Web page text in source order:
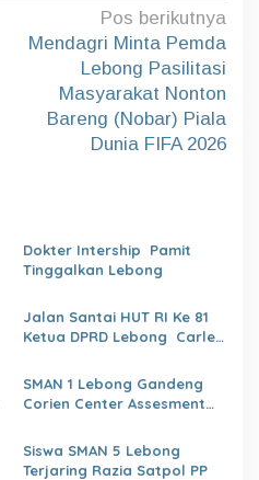
Pos berikutnya
Mendagri Minta Pemda
Lebong Pasilitasi
Masyarakat Nonton
Bareng (Nobar) Piala
Dunia FIFA 2026
Dokter Intership Pamit
Tinggalkan Lebong
Jalan Santai HUT RI Ke 81
Ketua DPRD Lebong Carles
Israwati Makmur SM
SMAN 1 Lebong Gandeng
Corien Center Assesment
Baru
Siswa SMAN 5 Lebong
Terjaring Razia Satpol PP